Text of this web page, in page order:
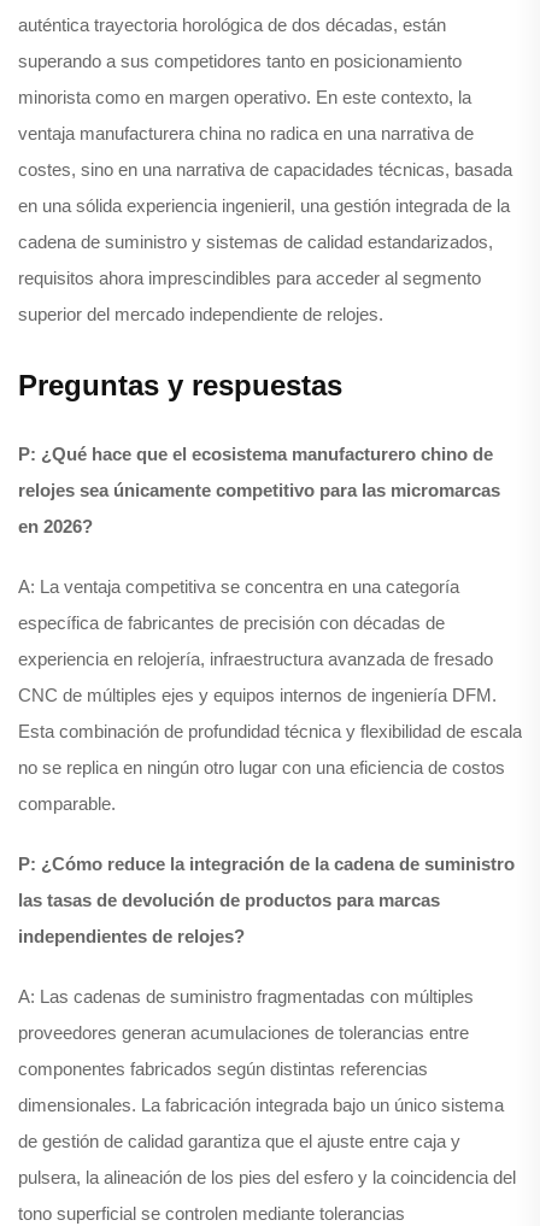
auténtica trayectoria horológica de dos décadas, están
superando a sus competidores tanto en posicionamiento
minorista como en margen operativo. En este contexto, la
ventaja manufacturera china no radica en una narrativa de
costes, sino en una narrativa de capacidades técnicas, basada
en una sólida experiencia ingenieril, una gestión integrada de la
cadena de suministro y sistemas de calidad estandarizados,
requisitos ahora imprescindibles para acceder al segmento
superior del mercado independiente de relojes.
Preguntas y respuestas
P: ¿Qué hace que el ecosistema manufacturero chino de
relojes sea únicamente competitivo para las micromarcas
en 2026?
A: La ventaja competitiva se concentra en una categoría
específica de fabricantes de precisión con décadas de
experiencia en relojería, infraestructura avanzada de fresado
CNC de múltiples ejes y equipos internos de ingeniería DFM.
Esta combinación de profundidad técnica y flexibilidad de escala
no se replica en ningún otro lugar con una eficiencia de costos
comparable.
P: ¿Cómo reduce la integración de la cadena de suministro
las tasas de devolución de productos para marcas
independientes de relojes?
A: Las cadenas de suministro fragmentadas con múltiples
proveedores generan acumulaciones de tolerancias entre
componentes fabricados según distintas referencias
dimensionales. La fabricación integrada bajo un único sistema
de gestión de calidad garantiza que el ajuste entre caja y
pulsera, la alineación de los pies del esfero y la coincidencia del
tono superficial se controlen mediante tolerancias